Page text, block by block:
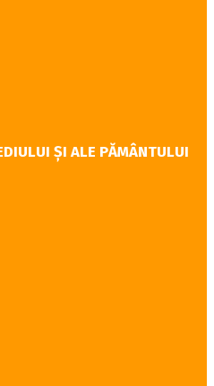
ȘI ALE PĂMÂNTULUI